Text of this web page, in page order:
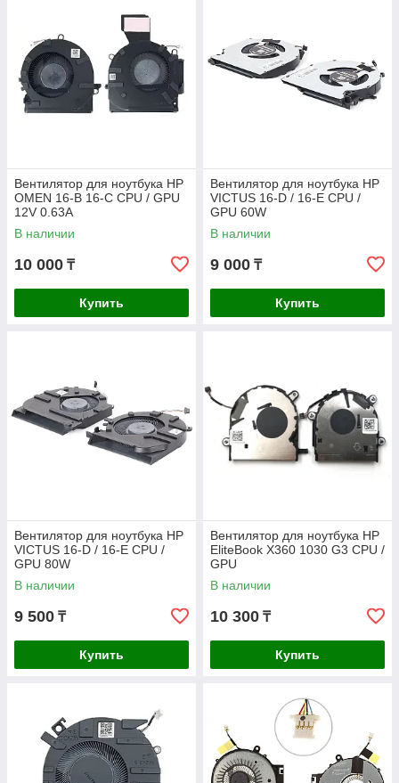
Вентилятор для ноутбука HP
OMEN 16-B 16-C CPU / GPU
12V 0.63A
В наличии
10 000 ₸
Купить
Вентилятор для ноутбука HP
VICTUS 16-D / 16-E CPU /
GPU 60W
В наличии
9 000 ₸
Купить
Вентилятор для ноутбука HP
VICTUS 16-D / 16-E CPU /
GPU 80W
В наличии
9 500 ₸
Купить
Вентилятор для ноутбука HP
EliteBook X360 1030 G3 CPU /
GPU
В наличии
10 300 ₸
Купить